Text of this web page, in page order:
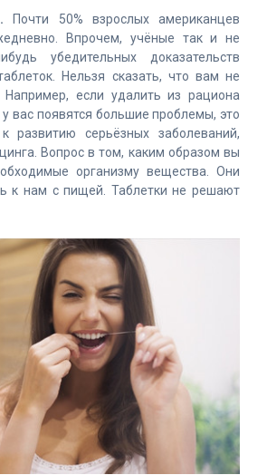
Почти 50% взрослых американцев
Впрочем, учёные так и не
убедительных доказательств
Нельзя сказать, что вам не
если удалить из рациона
вас появятся большие проблемы, это
развитию серьёзных заболеваний,
Вопрос в том, каким образом вы
организму вещества. Они
к нам с пищей. Таблетки не решают